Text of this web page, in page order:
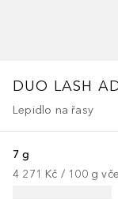
DUO LASH
Lepidlo na řasy
7 g
4 271 Kč / 100 g